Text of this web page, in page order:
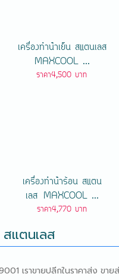
เครื่องทําน้ําเย็น สแตนเลส
MAXCOOL ...
ราคา4,500 บาท
เครื่องทําน้ําร้อน สแตน
เลส MAXCOOL ...
ราคา4,770 บาท
สแตนเลส
เราขายปลีกในราคาส่ง ข